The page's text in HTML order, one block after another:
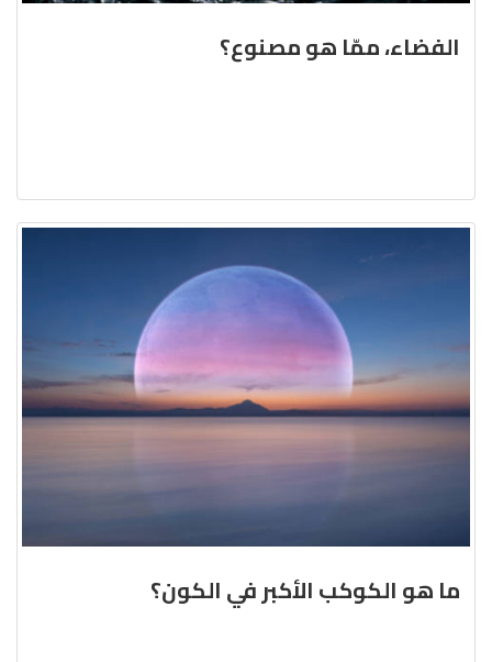
الفضاء، ممّا هو مصنوع؟
ما هو الكوكب الأكبر في الكون؟